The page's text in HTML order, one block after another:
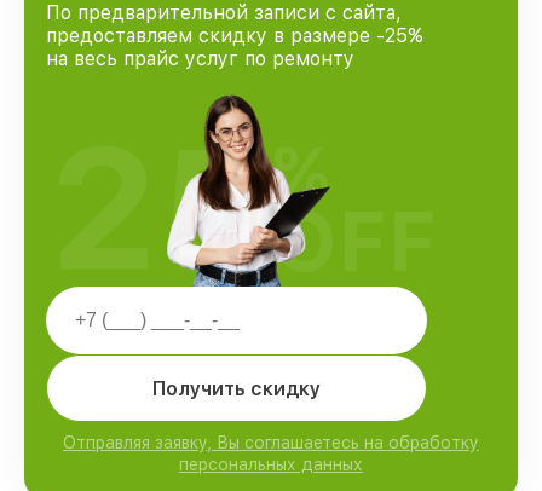
По предварительной записи с сайта,
предоставляем скидку в размере -25%
на весь прайс услуг по ремонту
Получить скидку
Отправляя заявку, Вы соглашаетесь на обработку
персональных данных
25%
OFF